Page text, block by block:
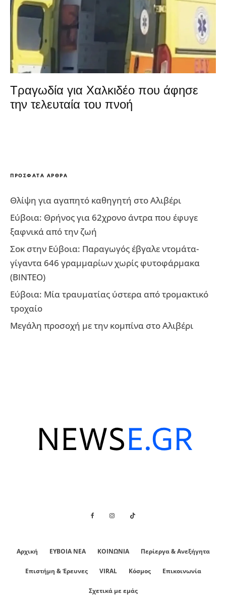
Τραγωδία για Χαλκιδέο που άφησε
την τελευταία του πνοή
ΠΡΌΣΦΑΤΑ ΆΡΘΡΑ
Θλίψη για αγαπητό καθηγητή στο Αλιβέρι
Εύβοια: Θρήνος για 62χρονο άντρα που έφυγε
ξαφνικά από την ζωή
Σοκ στην Εύβοια: Παραγωγός έβγαλε ντομάτα-
γίγαντα 646 γραμμαρίων χωρίς φυτοφάρμακα
(ΒΙΝΤΕΟ)
Εύβοια: Μία τραυματίας ύστερα από τρομακτικό
τροχαίο
Μεγάλη προσοχή με την κομπίνα στο Αλιβέρι
Αρχική ΕΥΒΟΙΑ ΝΕΑ ΚΟΙΝΩΝΙΑ Περίεργα & Ανεξήγητα
Επιστήμη & Έρευνες VIRAL Κόσμος Επικοινωνία
Σχετικά με εμάς